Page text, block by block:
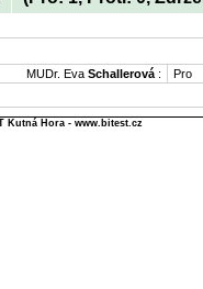
MUDr. Eva Schallerová : Pro
Kutná Hora - www.bitest.cz